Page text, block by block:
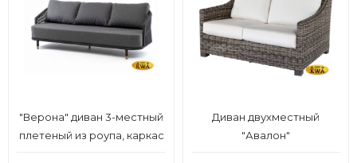
"Верона" диван 3-местный
плетеный из роупа, каркас
Диван двухместный
"Авалон"